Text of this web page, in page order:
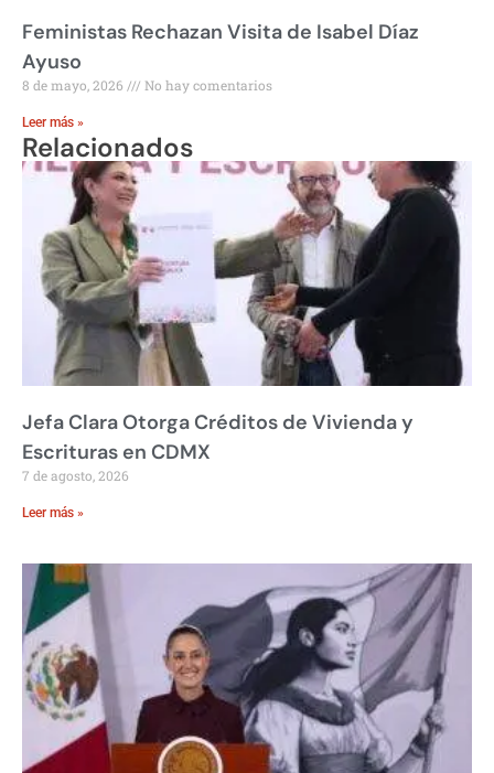
Feministas Rechazan Visita de Isabel Díaz
Ayuso
8 de mayo, 2026 No hay comentarios
Leer más »
Relacionados
Jefa Clara Otorga Créditos de Vivienda y
Escrituras en CDMX
7 de agosto, 2026
Leer más »